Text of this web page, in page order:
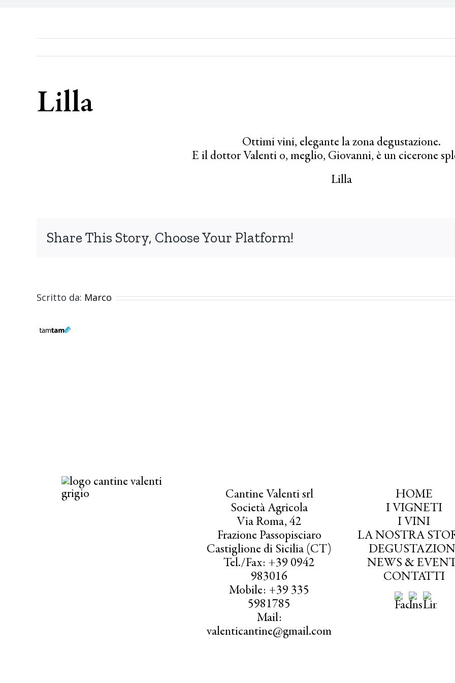
Lilla
Ottimi vini, elegante la zona degustazione.
E il dottor Valenti o, meglio, Giovanni, è un cicerone
Lilla
Share This Story, Choose Your Platform!
Scritto da: Marco
Cantine Valenti srl
Società Agricola
Via Roma, 42
Frazione Passopisciaro
Castiglione di Sicilia (CT)
Tel./Fax: +39 0942
983016
Mobile: +39 335
5981785
Mail:
valenticantine@gmail.com
HOME
I VIGNETI
I VINI
LA NOSTRA
NEWS &
CONTATTI